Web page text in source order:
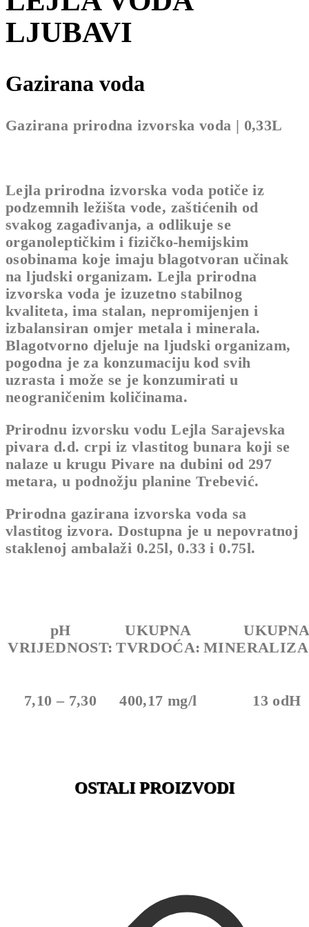
LJUBAVI
Gazirana voda
Gazirana prirodna izvorska voda | 0,33L
Lejla prirodna izvorska voda potiče iz
podzemnih ležišta vode, zaštićenih od
svakog zagađivanja, a odlikuje se
organoleptičkim i fizičko-hemijskim
osobinama koje imaju blagotvoran učinak
na ljudski organizam. Lejla prirodna
izvorska voda je izuzetno stabilnog
kvaliteta, ima stalan, nepromijenjen i
izbalansiran omjer metala i minerala.
Blagotvorno djeluje na ljudski organizam,
pogodna je za konzumaciju kod svih
uzrasta i može se je konzumirati u
neograničenim količinama.
Prirodnu izvorsku vodu Lejla Sarajevska
pivara d.d. crpi iz vlastitog bunara koji se
nalaze u krugu Pivare na dubini od 297
metara, u podnožju planine Trebević.
Prirodna gazirana izvorska voda sa
vlastitog izvora. Dostupna je u nepovratnoj
staklenoj ambalaži 0.25l, 0.33 i 0.75l.
pH
VRIJEDNOST:
UKUPNA
TVRDOĆA:
7,10 – 7,30 400,17 mg/l 13 odH
OSTALI PROIZVODI